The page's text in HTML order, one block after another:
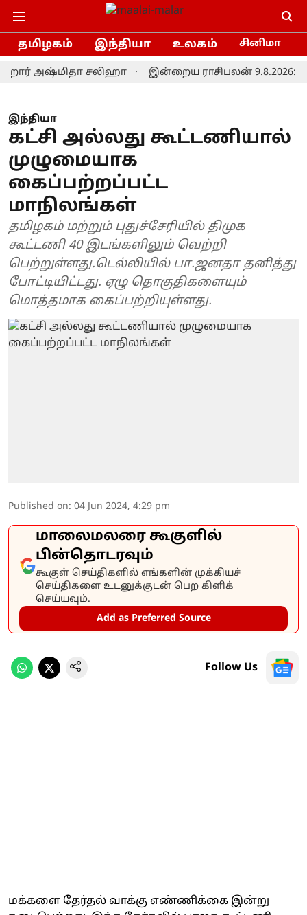
தமிழகம் இந்தியா உலகம் சினிமா
அஷ்மிதா சலிஹா இன்றைய ராசிபலன் 9.8.2026:
இந்தியா
கட்சி அல்லது கூட்டணியால்
முழுமையாக
கைப்பற்றப்பட்ட
மாநிலங்கள்
தமிழகம் மற்றும் புதுச்சேரியில் திமுக
கூட்டணி 40 இடங்களிலும் வெற்றி
பெற்றுள்ளது.டெல்லியில் பா.ஜனதா தனித்து
போட்டியிட்டது. ஏழு தொகுதிகளையும்
மொத்தமாக கைப்பற்றியுள்ளது.
Published on: 04 Jun 2024, 4:29 pm
மாலைமலரை கூகுளில்
பின்தொடரவும்
கூகுள் செய்திகளில் எங்களின் முக்கியச்
செய்திகளை உடனுக்குடன் பெற கிளிக்
செய்யவும்.
Add as Preferred Source
Follow Us
மக்களை தேர்தல் வாக்கு எண்ணிக்கை இன்று